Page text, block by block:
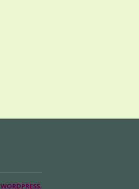
WORDPRESS.